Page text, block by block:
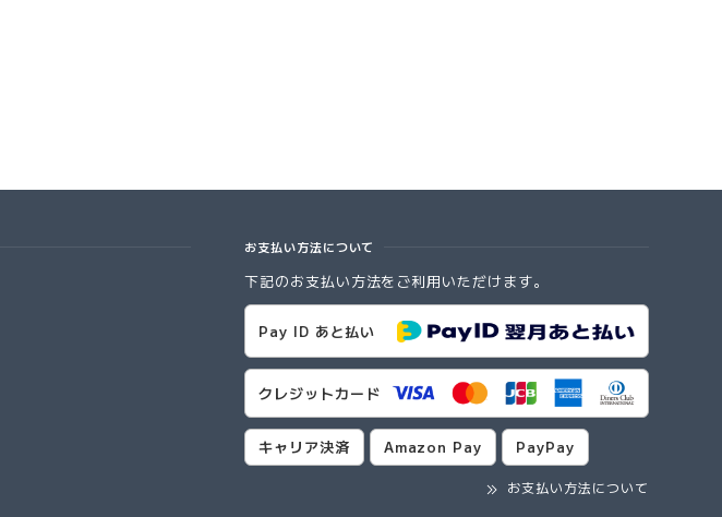
お支払い方法について
下記のお支払い方法をご利用いただけます。
Pay ID あと払い
クレジットカード
キャリア決済 Amazon Pay PayPay
お支払い方法について